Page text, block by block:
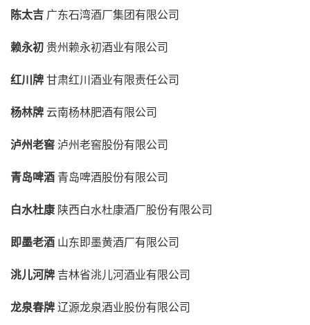
陈太吉 广东石湾酒厂集团有限公司
赖永初 贵州赖永初酒业有限公司
红川牌 甘肃红川酒业有限责任公司
杨林牌 云南杨林肥酒有限公司
泸州老窖 泸州老窖股份有限公司
青岛啤酒 青岛啤酒股份有限公司
白水杜康 陕西白水杜康酒厂股份有限公司
即墨老酒 山东即墨黄酒厂有限公司
洮儿河牌 吉林省洮儿河酒业有限公司
龙泉春牌 辽源龙泉酒业股份有限公司